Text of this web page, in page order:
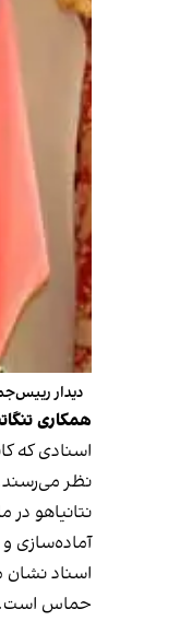
دیدار
همکاری
نظر
آماده‌سازی
حماس